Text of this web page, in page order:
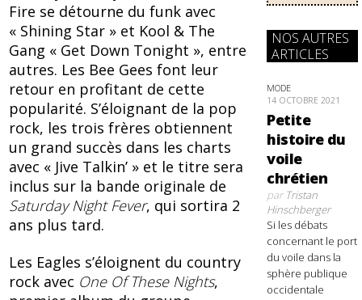
Fire se détourne du funk avec
« Shining Star » et Kool & The
Gang « Get Down Tonight », entre
autres. Les Bee Gees font leur
retour en profitant de cette
popularité. S’éloignant de la pop
rock, les trois frères obtiennent
un grand succès dans les charts
avec « Jive Talkin’ » et le titre sera
inclus sur la bande originale de
Saturday Night Fever, qui sortira 2
ans plus tard.
Les Eagles s’éloignent du country
rock avec One Of These Nights,
NOS AUTRES
ARTICLES
MODE
14 OCTOBRE 2021
Petite
histoire du
voile
chrétien
parTristan
Hinschberger
Si les débats
concernant le port
du voile dans la
sphère publique
occidentale